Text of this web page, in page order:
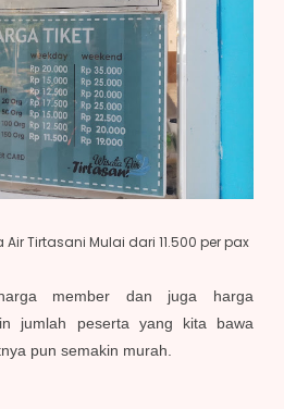
Tirtasani Mulai dari 11.500 per pax
member dan juga harga
jumlah peserta yang kita bawa
pun semakin murah.